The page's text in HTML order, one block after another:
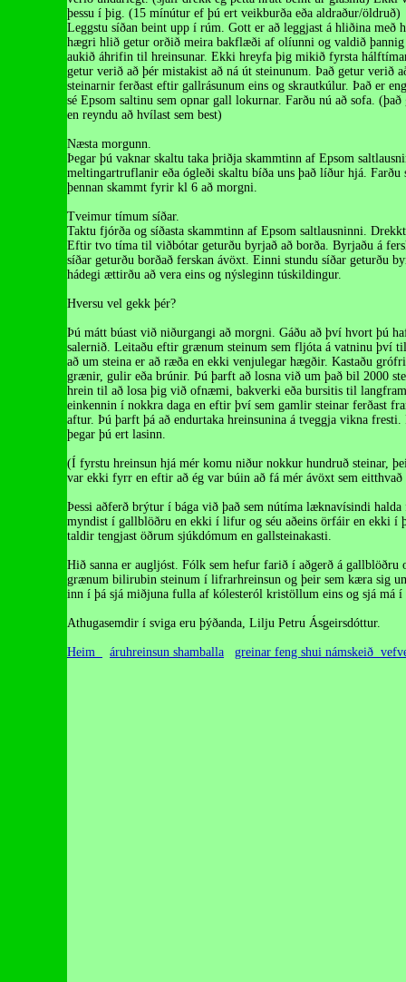
þessu í þig. (15 mínútur ef þú ert veikburða eða aldraður/öldruð)
Leggstu síðan beint upp í rúm. Gott er að leggjast á hliðina með
hægri hlið getur orðið meira bakflæði af olíunni og valdið þannig
aukið áhrifin til hreinsunar. Ekki hreyfa þig mikið fyrsta
getur verið að þér mistakist að ná út steinunum. Það getur
steinarnir ferðast eftir gallrásunum eins og skrautkúlur. Það er
sé Epsom saltinu sem opnar gall lokurnar. Farðu nú að sofa.
en reyndu að hvílast sem best)
Næsta morgunn.
Þegar þú vaknar skaltu taka þriðja skammtinn af Epsom
meltingartruflanir eða ógleði skaltu bíða uns það líður hjá.
þennan skammt fyrir kl 6 að morgni.
Tveimur tímum síðar.
Taktu fjórða og síðasta skammtinn af Epsom saltlausninni.
Eftir tvo tíma til viðbótar geturðu byrjað að borða. Byrjaðu á
síðar geturðu borðað ferskan ávöxt. Einni stundu síðar geturðu
hádegi ættirðu að vera eins og nýsleginn túskildingur.
Hversu vel gekk þér?
Þú mátt búast við niðurgangi að morgni. Gáðu að því hvort þú
salernið. Leitaðu eftir grænum steinum sem fljóta á vatninu því til
að um steina er að ræða en ekki venjulegar hægðir. Kastaðu
grænir, gulir eða brúnir. Þú þarft að losna við um það bil 2000
hrein til að losa þig við ofnæmi, bakverki eða bursitis til
einkennin í nokkra daga en eftir því sem gamlir steinar ferðast
aftur. Þú þarft þá að endurtaka hreinsunina á tveggja vikna
þegar þú ert lasinn.
(Í fyrstu hreinsun hjá mér komu niður nokkur hundruð steinar,
var ekki fyrr en eftir að ég var búin að fá mér ávöxt sem
Þessi aðferð brýtur í bága við það sem nútíma læknavísindi
myndist í gallblöðru en ekki í lifur og séu aðeins örfáir en ekki í
taldir tengjast öðrum sjúkdómum en gallsteinakasti.
Hið sanna er augljóst. Fólk sem hefur farið í aðgerð á
grænum bilirubin steinum í lifrarhreinsun og þeir sem kæra sig
inn í þá sjá miðjuna fulla af kólesteról kristöllum eins og sjá má
Athugasemdir í sviga eru þýðanda, Lilju Petru Ásgeirsdóttur.
Heim áruhreinsun shamballa greinar feng shui námskeið